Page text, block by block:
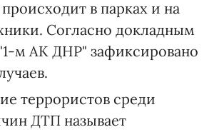
в парках и на
Согласно докладным
м АК ДНР" зафиксировано
террористов среди
ДТП называет